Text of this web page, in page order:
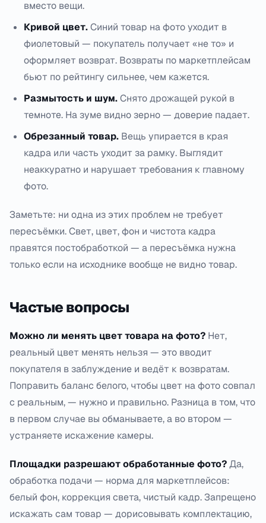
вместо вещи.
Кривой цвет.Синий товар на фото уходит в
фиолетовый — покупатель получает «не то» и
оформляет возврат. Возвраты по маркетплейсам
бьют по рейтингу сильнее, чем кажется.
Размытость и шум.Снято дрожащей рукой в
темноте. На зуме видно зерно — доверие падает.
Обрезанный товар. Вещь упирается в края
кадра или часть уходит за рамку. Выглядит
неаккуратно и нарушает требования к главному
фото.
Заметьте: ни одна из этих проблем не требует
пересъёмки. Свет, цвет, фон и чистота кадра
правятся постобработкой — а пересъёмка нужна
только если на исходнике вообще не видно товар.
Частые вопросы
Можно ли менять цвет товара на фото? Нет,
реальный цвет менять нельзя — это вводит
покупателя в заблуждение и ведёт к возвратам.
Поправить баланс белого, чтобы цвет на фото совпал
с реальным, — нужно и правильно. Разница в том, что
в первом случае вы обманываете, а во втором —
устраняете искажение камеры.
Площадки разрешают обработанные фото?Да,
обработка подачи — норма для маркетплейсов:
белый фон, коррекция света, чистый кадр. Запрещено
искажать сам товар — дорисовывать комплектацию,